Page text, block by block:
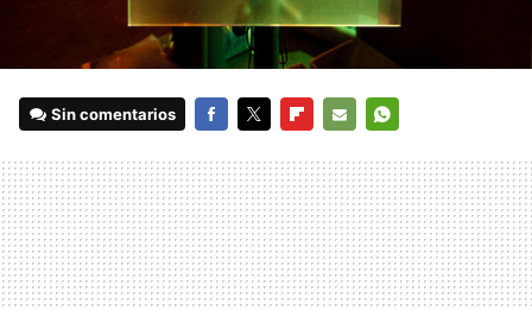
Sin comentarios
MAIL